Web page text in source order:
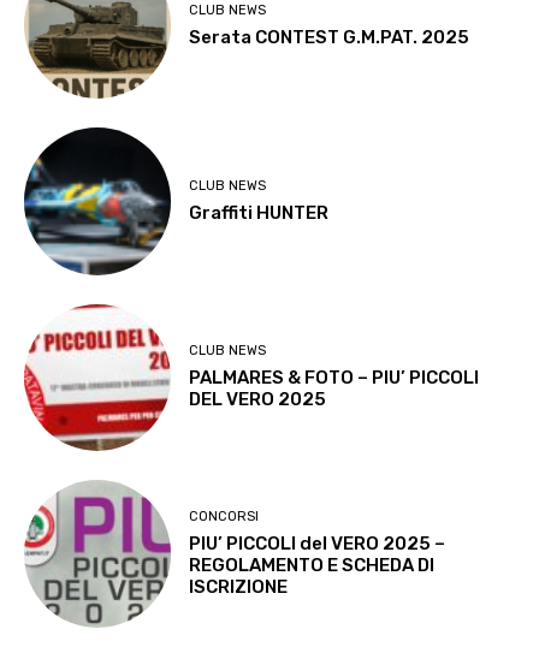
CLUB NEWS
Serata CONTEST G.M.PAT. 2025
CLUB NEWS
Graffiti HUNTER
CLUB NEWS
PALMARES & FOTO – PIU’ PICCOLI
DEL VERO 2025
CONCORSI
PIU’ PICCOLI del VERO 2025 –
REGOLAMENTO E SCHEDA DI
ISCRIZIONE